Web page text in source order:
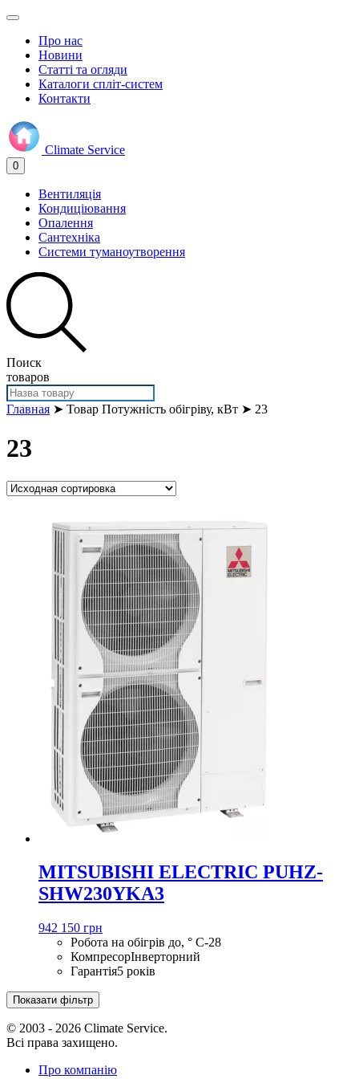
Про нас
Новини
Статті та огляди
Каталоги спліт-систем
Контакти
Climate Service
0
Вентиляція
Кондиціювання
Опалення
Сантехніка
Системи туманоутворення
Поиск
товаров
Главная ➤ Товар Потужність обігріву, кВт ➤ 23
23
MITSUBISHI ELECTRIC PUHZ-
SHW230YKA3
942 150 грн
Робота на обігрів до, ° С-28
КомпресорІнверторний
Гарантія5 років
Показати фільтр
© 2003 - 2026 Climate Service.
Всі права захищено.
Про компанію